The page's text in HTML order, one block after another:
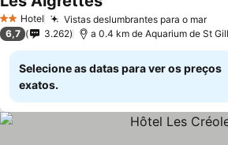
2 Estrelas
Hotel Vistas deslumbrantes para o mar
6,7 3.262 a 0.4 km de Aquarium de St
Selecione as datas para ver os preços
exatos.